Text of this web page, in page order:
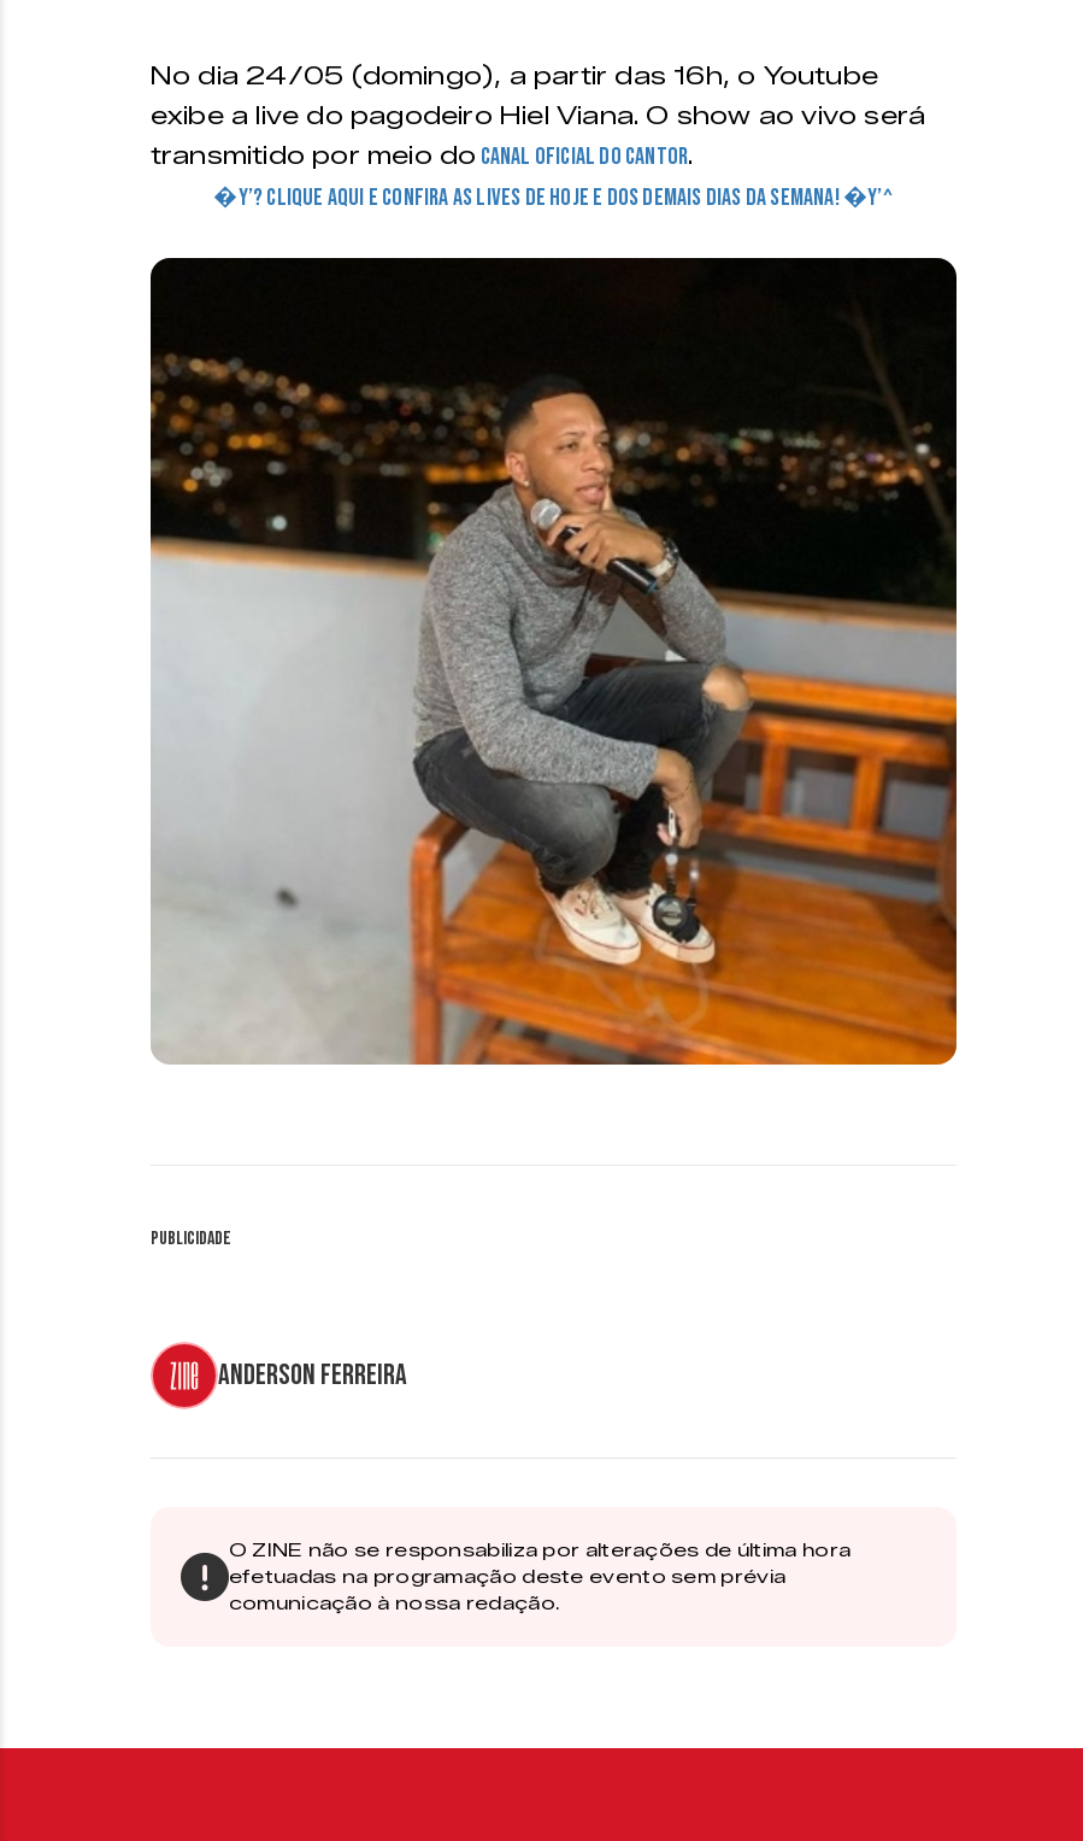
No dia 24/05 (domingo), a partir das 16h, o Youtube
exibe a live do pagodeiro Hiel Viana. O show ao vivo será
transmitido por meio do canal oficial do cantor.
�Y’? CLIQUE AQUI E CONFIRA AS LIVES DE HOJE E DOS DEMAIS DIAS DA SEMANA! �Y’^
Publicidade
Anderson Ferreira
O ZINE não se responsabiliza por alterações de última hora
efetuadas na programação deste evento sem prévia
comunicação à nossa redação.